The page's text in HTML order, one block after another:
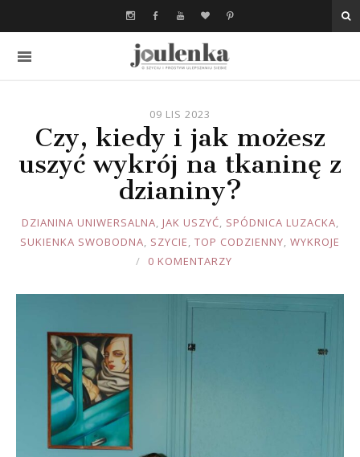
09 LIS 2023
Czy, kiedy i jak możesz
uszyć wykrój na tkaninę z
dzianiny?
JOULE
DZIANINA UNIWERSALNA, JAK USZYĆ, SPÓDNICA LUZACKA,
SUKIENKA SWOBODNA, SZYCIE, TOP CODZIENNY, WYKROJE
0 KOMENTARZY